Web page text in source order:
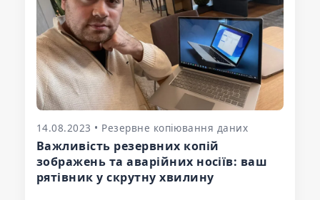
14.08.2023 • Резервне копіювання даних
Важливість резервних копій
зображень та аварійних носіїв: ваш
рятівник у скрутну хвилину